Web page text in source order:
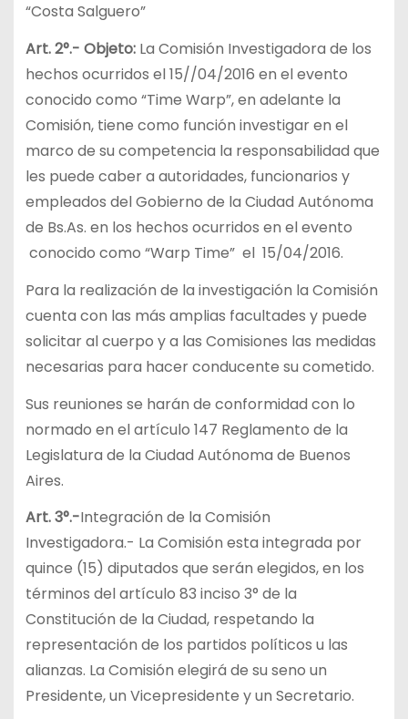
“Costa Salguero”
Art. 2°.- Objeto:La Comisión Investigadora de los
hechos ocurridos el 15//04/2016 en el evento
conocido como “Time Warp”, en adelante la
Comisión, tiene como función investigar en el
marco de su competencia la responsabilidad que
les puede caber a autoridades, funcionarios y
empleados del Gobierno de la Ciudad Autónoma
de Bs.As. en los hechos ocurridos en el evento
conocido como “Warp Time” el 15/04/2016.
Para la realización de la investigación la Comisión
cuenta con las más amplias facultades y puede
solicitar al cuerpo y a las Comisiones las medidas
necesarias para hacer conducente su cometido.
Sus reuniones se harán de conformidad con lo
normado en el artículo 147 Reglamento de la
Legislatura de la Ciudad Autónoma de Buenos
Aires.
Art. 3°.-Integración de la Comisión
Investigadora.- La Comisión esta integrada por
quince (15) diputados que serán elegidos, en los
términos del artículo 83 inciso 3° de la
Constitución de la Ciudad, respetando la
representación de los partidos políticos u las
alianzas. La Comisión elegirá de su seno un
Presidente, un Vicepresidente y un Secretario.